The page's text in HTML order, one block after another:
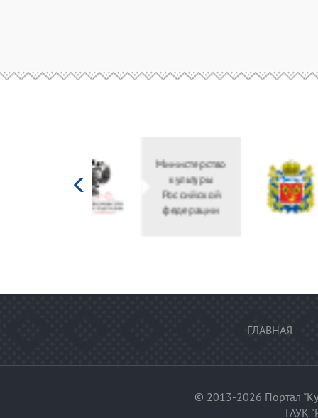
Министерство
Российской
федерации
ГЛАВНАЯ
© 2013-2026 Портал
ГАУК